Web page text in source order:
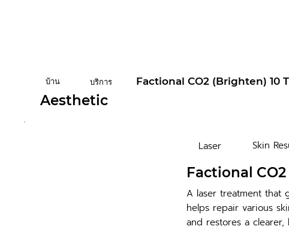
บ้าน บริการ Factional CO2 (Brighten) 10
Aesthetic
Laser Skin
Factional
A laser treatment that
helps repair various
and restores a